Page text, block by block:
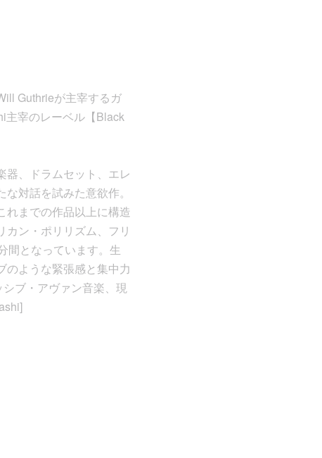
Guthrieが主宰するガ
主宰のレーベル【Black
器、ドラムセット、エレ
対話を試みた意欲作。
れまでの作品以上に構造
ン・ポリリズム、フリ
間となっています。生
のような緊張感と集中力
ブ・アヴァン音楽、現